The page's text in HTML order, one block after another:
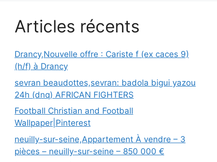
Articles récents
Drancy,Nouvelle offre : Cariste f (ex caces 9)
(h/f) à Drancy
sevran beaudottes,sevran: badola bigui yazou
24h (dnq) AFRICAN FIGHTERS
Football Christian and Football
Wallpaper|Pinterest
neuilly-sur-seine,Appartement À vendre – 3
pièces – neuilly-sur-seine – 850 000 €